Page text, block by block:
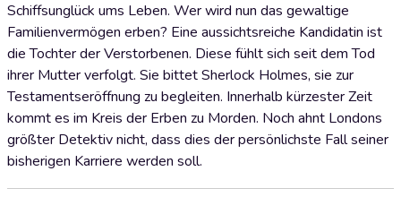
Schiffsunglück ums Leben. Wer wird nun das gewaltige
Familienvermögen erben? Eine aussichtsreiche Kandidatin ist
die Tochter der Verstorbenen. Diese fühlt sich seit dem Tod
ihrer Mutter verfolgt. Sie bittet Sherlock Holmes, sie zur
Testamentseröffnung zu begleiten. Innerhalb kürzester Zeit
kommt es im Kreis der Erben zu Morden. Noch ahnt Londons
größter Detektiv nicht, dass dies der persönlichste Fall seiner
bisherigen Karriere werden soll.